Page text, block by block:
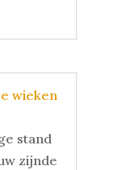
wieken
stand
zijnde